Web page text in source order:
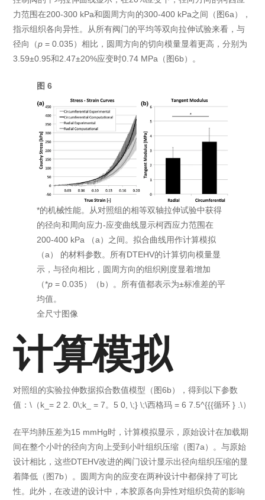
力范围在200-300 kPa和圆周方向的300-400 kPa之间（图6a），
指示组织各向异性。从所有阀门的平均等双向拉伸试验来看，与
径向（p = 0.035）相比，圆周方向的切向模量显着更高，分别为
3.59±0.95和2.47±20%应变时0.74 MPa（图6b）。
图 6
*的机械性能。从对照组的相等双轴拉伸试验中获得
的径向和周向应力-应变曲线显示柯西应力范围在
200-400 kPa （a）之间。拟合曲线用作计算模拟
（a） 的材料参数。所有DTEHV的计算切向模量显
示，与径向相比，圆周方向的组织刚度显着增加
（*p = 0.035）（b）。所有值都表示为±标准差的平
均值。
全尺寸图像
计算模拟
对照组的实验拉伸数据拟合数值模型（图6b），得到以下参数
值：\（k_= 2 2. 0\;k_ = 7。5 0, \;} \;\西格玛 = 6 7.5^{{{循环 } .\）
在平均肺压差为15 mmHg时，计算模拟显示，原始设计在加载期
间在整个小叶的径向方向上受到小叶组织压缩（图7a）。与原始
设计相比，这些DTEHV改进的阀门设计显示出径向组织压缩的显
着降低（图7b）。圆周方向的应变在两种设计中都保持了可比
性。此外，在改进的设计中，本胶原各向异性对组织负荷的影响